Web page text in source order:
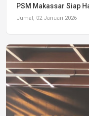
PSM Makassar Siap
Jumat, 02 Januari 2026